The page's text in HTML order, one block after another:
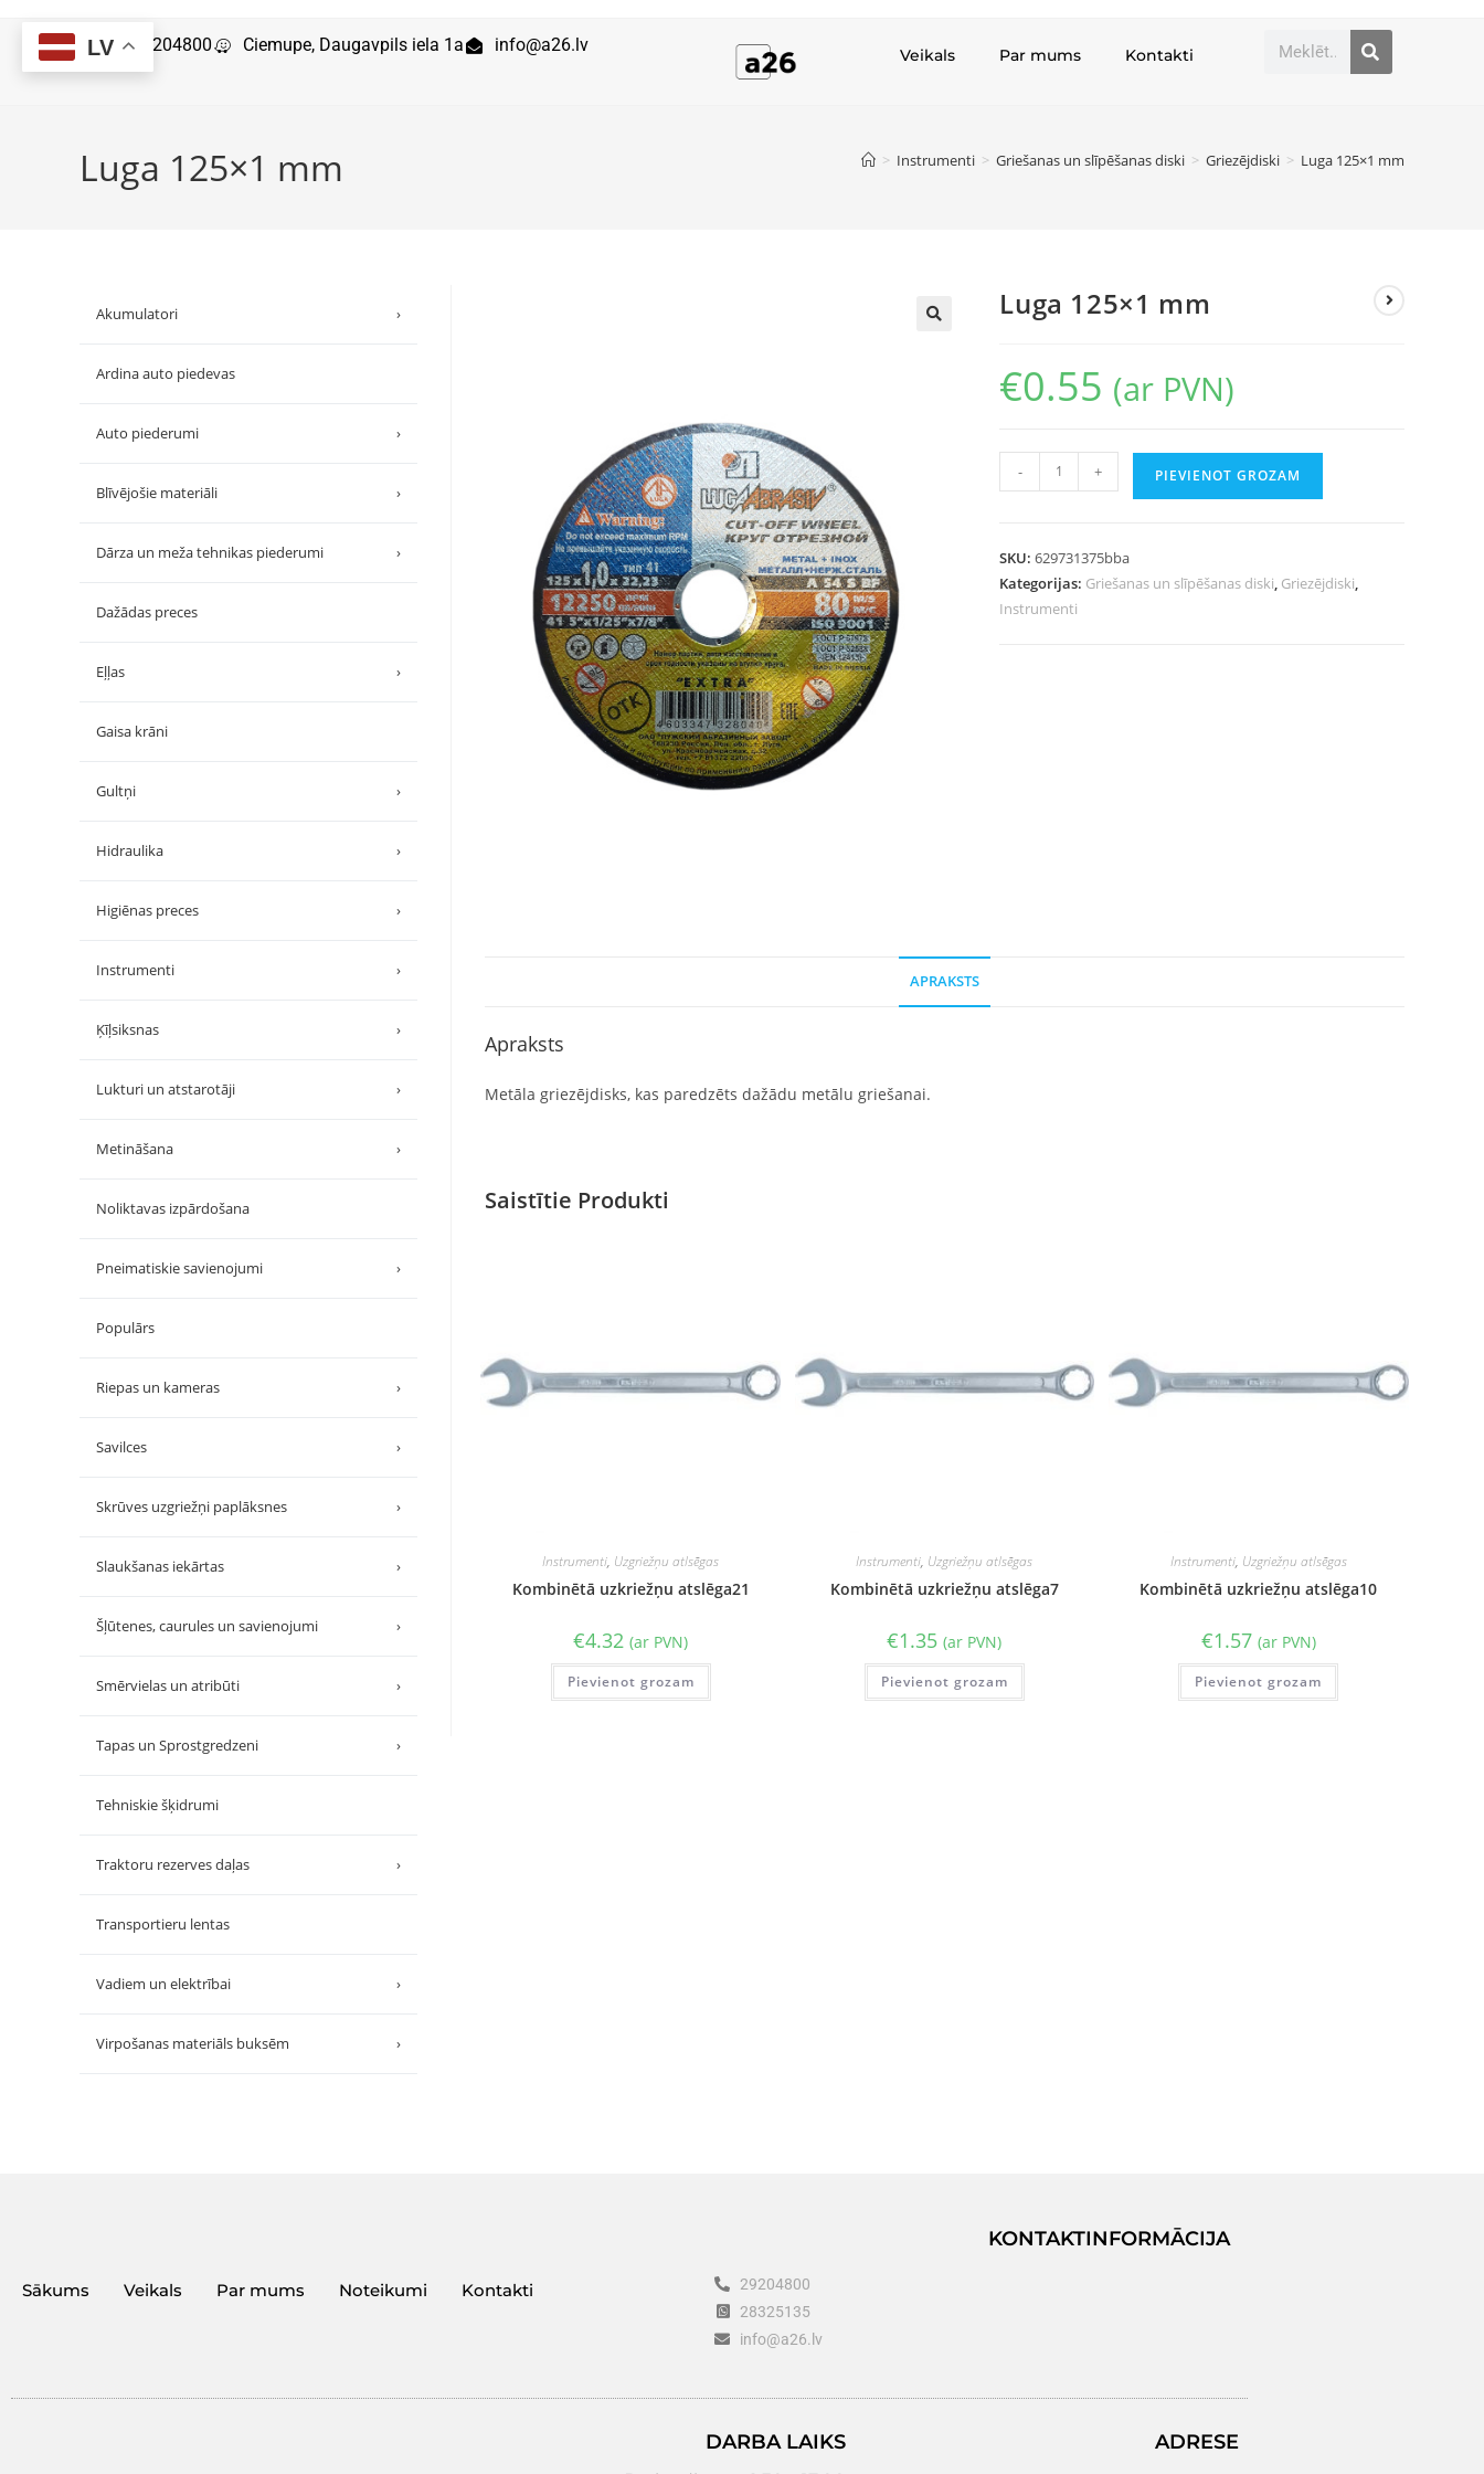
29204800 Ciemupe, Daugavpils iela 1a info@a26.lv Veikals Par mums Kontakti
Luga 125×1 mm > Instrumenti > Griešanas un slīpēšanas diski > Griezējdiski > Luga 125×1 mm
Luga 125×1 mm
€0.55 (ar PVN)
- + PIEVIENOT GROZAM
SKU:629731375bba
Kategorijas: Griešanas un slīpēšanas diski, Griezējdiski,
Instrumenti
APRAKSTS
Apraksts
Metāla griezējdisks, kas paredzēts dažādu metālu griešanai.
Saistītie Produkti
Instrumenti, Uzgriežņu atlsēgas
Kombinētā uzkriežņu atslēga21
€4.32 (ar PVN)
Pievienot grozam
Instrumenti, Uzgriežņu atlsēgas
Kombinētā uzkriežņu atslēga7
€1.35 (ar PVN)
Pievienot grozam
Instrumenti, Uzgriežņu atlsēgas
Kombinētā uzkriežņu atslēga10
€1.57 (ar PVN)
Pievienot grozam
Akumulatori ›
Ardina auto piedevas
Auto piederumi ›
Blīvējošie materiāli ›
Dārza un meža tehnikas piederumi ›
Dažādas preces
Eļļas ›
Gaisa krāni
Gultņi ›
Hidraulika ›
Higiēnas preces ›
Instrumenti ›
Ķīļsiksnas ›
Lukturi un atstarotāji ›
Metināšana ›
Noliktavas izpārdošana
Pneimatiskie savienojumi ›
Populārs
Riepas un kameras ›
Savilces ›
Skrūves uzgriežņi paplāksnes ›
Slaukšanas iekārtas ›
Šļūtenes, caurules un savienojumi ›
Smērvielas un atribūti ›
Tapas un Sprostgredzeni ›
Tehniskie šķidrumi
Traktoru rezerves daļas ›
Transportieru lentas
Vadiem un elektrībai ›
Virpošanas materiāls buksēm ›
Sākums Veikals Par mums Noteikumi Kontakti
KONTAKTINFORMĀCIJA
29204800
28325135
info@a26.lv
DARBA LAIKS ADRESE
LV